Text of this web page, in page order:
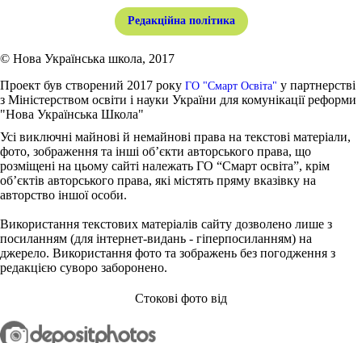
Редакційна політика
© Нова Українська школа, 2017
Проект був створений 2017 року ГО "Смарт Освіта" у партнерстві
з Міністерством освіти і науки України для комунікації реформи
"Нова Українська Школа"
Усі виключні майнові й немайнові права на текстові матеріали,
фото, зображення та інші об’єкти авторського права, що
розміщені на цьому сайті належать ГО “Смарт освіта”, крім
об’єктів авторського права, які містять пряму вказівку на
авторство іншої особи.
Використання текстових матеріалів сайту дозволено лише з
посиланням (для інтернет-видань - гіперпосиланням) на
джерело. Використання фото та зображень без погодження з
редакцією суворо заборонено.
Стокові фото від